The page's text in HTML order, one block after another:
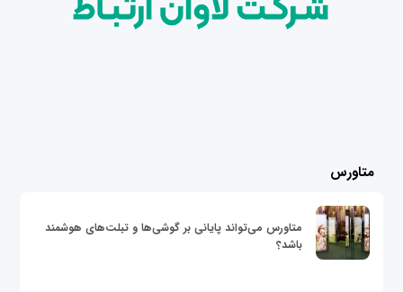
متاورس
متاورس می‌تواند پایانی بر گوشی‌ها و تبلت‌های هوشمند
باشد؟